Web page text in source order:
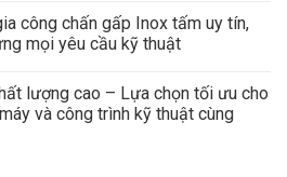
công chấn gấp Inox tấm uy tín,
mọi yêu cầu kỹ thuật
lượng cao – Lựa chọn tối ưu cho
và công trình kỹ thuật cùng